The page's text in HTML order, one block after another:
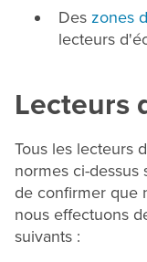
Des zones
lecteurs
Lecteurs
Tous les lecteurs
normes ci-dessus
de confirmer que
nous effectuons
suivants :